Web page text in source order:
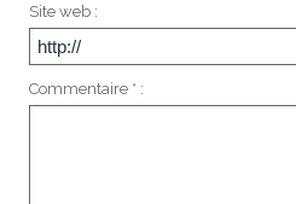
Site web :
Commentaire * :